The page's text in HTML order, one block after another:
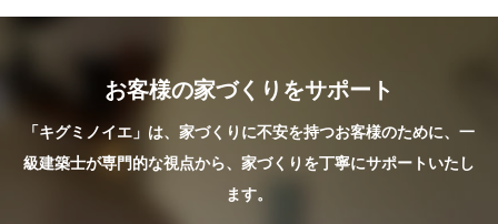
お客様の家づくりをサポート
「キグミノイエ」は、家づくりに不安を持つお客様のために、一
級建築士が専門的な視点から、家づくりを丁寧にサポートいたし
ます。